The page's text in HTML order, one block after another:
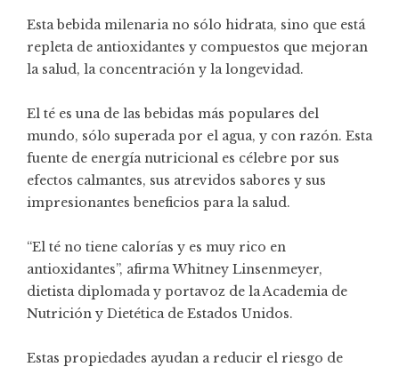
Esta bebida milenaria no sólo hidrata, sino que está
repleta de antioxidantes y compuestos que mejoran
la salud, la concentración y la longevidad.
El té es una de las bebidas más populares del
mundo, sólo superada por el agua, y con razón. Esta
fuente de energía nutricional es célebre por sus
efectos calmantes, sus atrevidos sabores y sus
impresionantes beneficios para la salud.
“El té no tiene calorías y es muy rico en
antioxidantes”, afirma Whitney Linsenmeyer,
dietista diplomada y portavoz de la Academia de
Nutrición y Dietética de Estados Unidos.
Estas propiedades ayudan a reducir el riesgo de